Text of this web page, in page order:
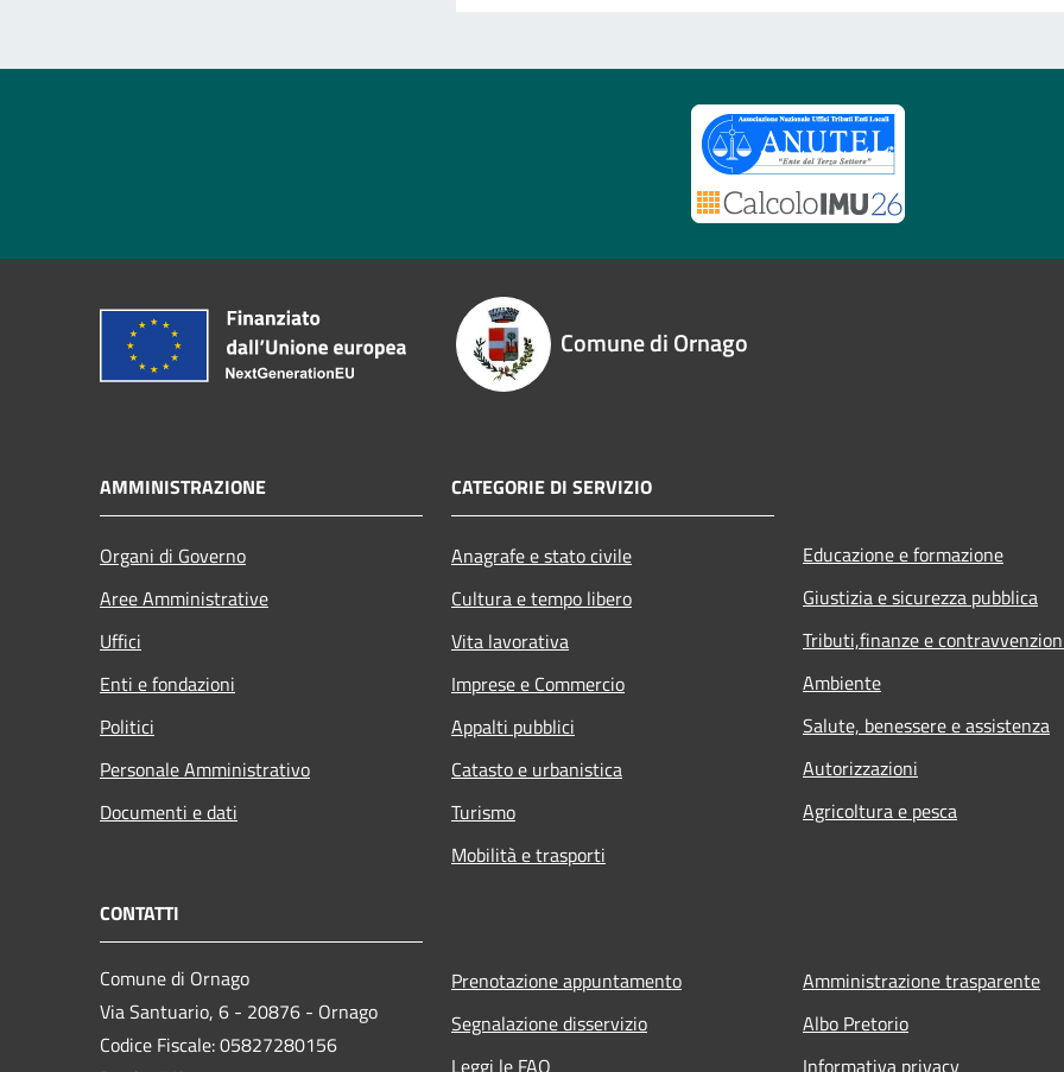
Comune di Ornago
AMMINISTRAZIONE
Organi di Governo
Aree Amministrative
Uffici
Enti e fondazioni
Politici
Personale Amministrativo
Documenti e dati
CATEGORIE DI SERVIZIO
Anagrafe e stato civile
Cultura e tempo libero
Vita lavorativa
Imprese e Commercio
Appalti pubblici
Catasto e urbanistica
Turismo
Mobilità e trasporti
Educazione e formazione
Giustizia e sicurezza pubblica
Tributi,finanze e
Ambiente
Salute, benessere e assistenza
Autorizzazioni
Agricoltura e pesca
CONTATTI
Comune di Ornago
Via Santuario, 6 - 20876 - Ornago
Codice Fiscale: 05827280156
Prenotazione appuntamento
Segnalazione disservizio
Leggi le FAQ
Amministrazione trasparente
Albo Pretorio
Informativa privacy